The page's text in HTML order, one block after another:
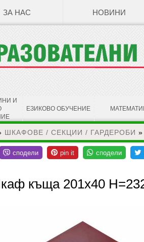
ЗА НАС НОВИНИ
И
ЕЗИКОВО ОБУЧЕНИЕ
ШКАФОВЕ / СЕКЦИИ / ГАРДЕРОБИ »
къща 201x40